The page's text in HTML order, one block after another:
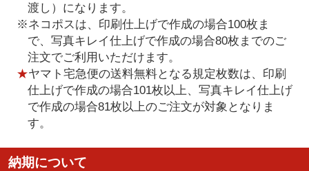
渡し）になります。
※ネコポスは、印刷仕上げで作成の場合100枚ま
で、写真キレイ仕上げで作成の場合80枚までのご
注文でご利用いただけます。
★ヤマト宅急便の送料無料となる規定枚数は、印刷
仕上げで作成の場合101枚以上、写真キレイ仕上げ
で作成の場合81枚以上のご注文が対象となりま
す。
納期について